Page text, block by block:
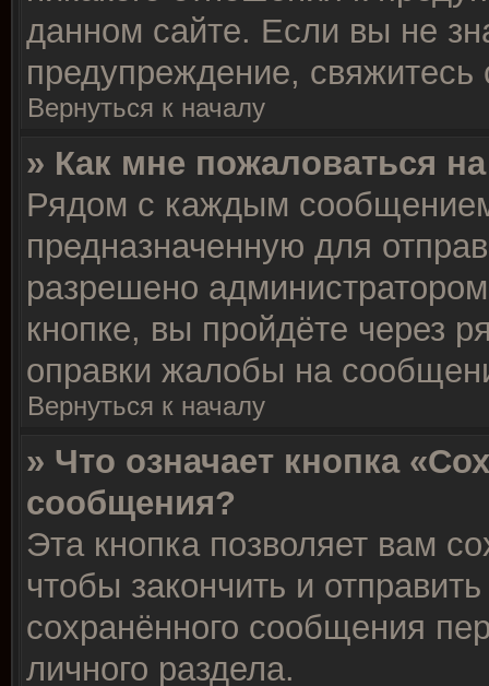
данном сайте. Если вы не
предупреждение,
Вернуться к началу
» Как мне пожаловаться
Рядом с каждым
предназначенную для
разрешено
кнопке, вы пройдёте через
оправки жалобы на
Вернуться к началу
» Что означает кнопка
сообщения?
Эта кнопка позволяет вам
чтобы закончить и
сохранённого сообщения
личного раздела.